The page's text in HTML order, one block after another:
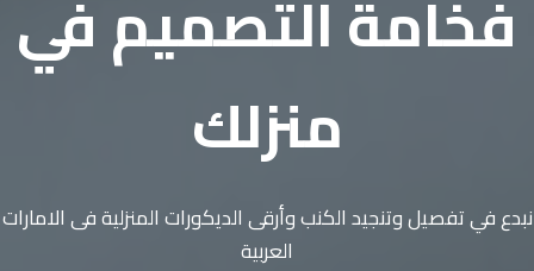
فخامة التصميم في
منزلك
نبدع في تفصيل وتنجيد الكنب وأرقى الديكورات المنزلية فى الامارات
العربية